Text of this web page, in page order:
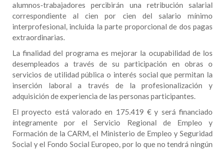
alumnos-trabajadores percibirán una retribución salarial
correspondiente al cien por cien del salario mínimo
interprofesional, incluida la parte proporcional de dos pagas
extraordinarias.
La finalidad del programa es mejorar la ocupabilidad de los
desempleados a través de su participación en obras o
servicios de utilidad pública o interés social que permitan la
inserción laboral a través de la profesionalización y
adquisición de experiencia de las personas participantes.
El proyecto está valorado en 175.419 € y será financiado
íntegramente por el Servicio Regional de Empleo y
Formación de la CARM, el Ministerio de Empleo y Seguridad
Social y el Fondo Social Europeo, por lo que no tendrá ningún